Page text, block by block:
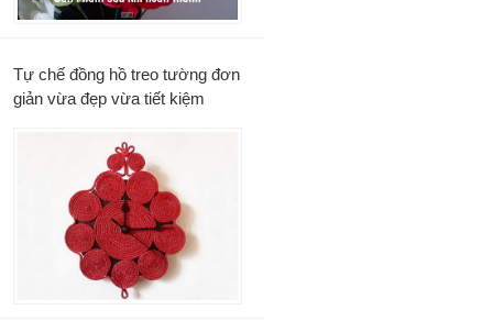
Tự chế đồng hồ treo tường đơn
giản vừa đẹp vừa tiết kiệm